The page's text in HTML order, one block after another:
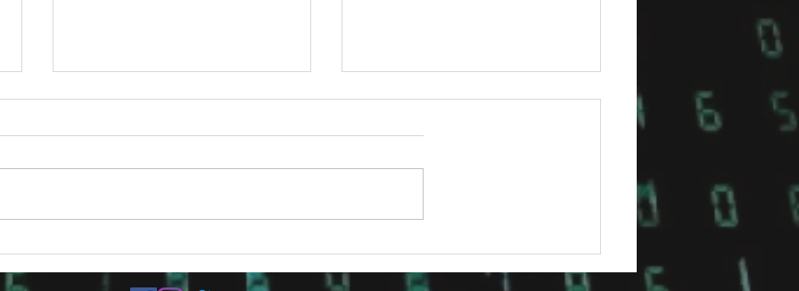
スポーツ用 タービンキット
了！